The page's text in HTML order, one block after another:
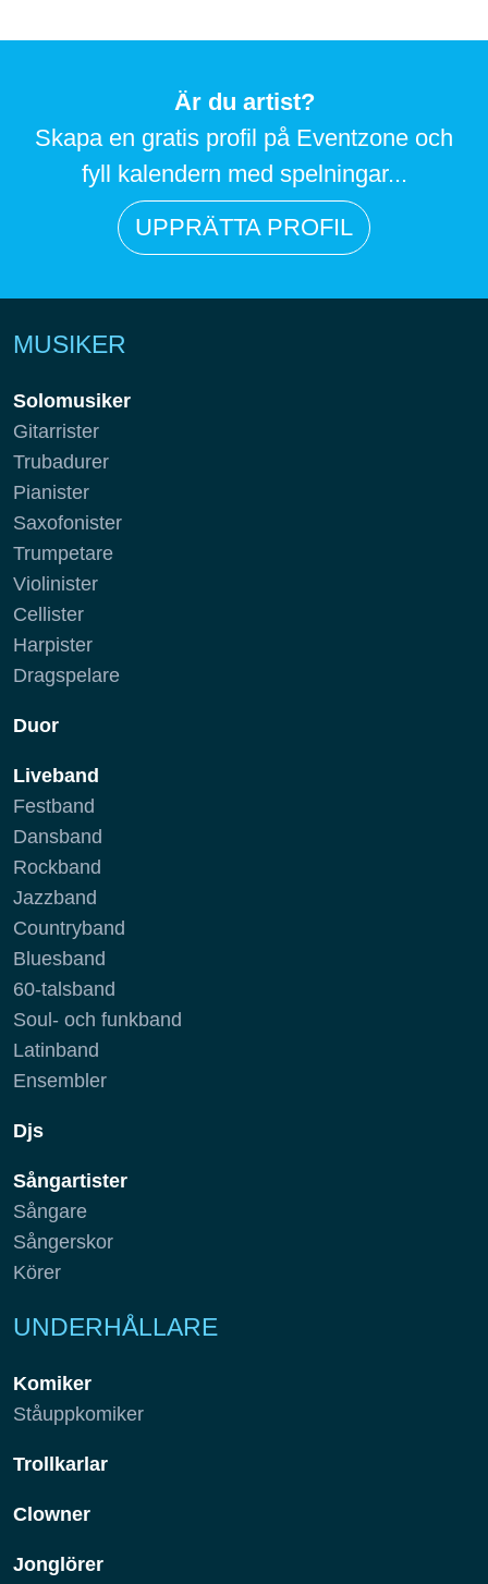
Är du artist?
Skapa en gratis profil på Eventzone och
fyll kalendern med spelningar...
UPPRÄTTA PROFIL
MUSIKER
Solomusiker
Gitarrister
Trubadurer
Pianister
Saxofonister
Trumpetare
Violinister
Cellister
Harpister
Dragspelare
Duor
Liveband
Festband
Dansband
Rockband
Jazzband
Countryband
Bluesband
60-talsband
Soul- och funkband
Latinband
Ensembler
Djs
Sångartister
Sångare
Sångerskor
Körer
UNDERHÅLLARE
Komiker
Ståuppkomiker
Trollkarlar
Clowner
Jonglörer